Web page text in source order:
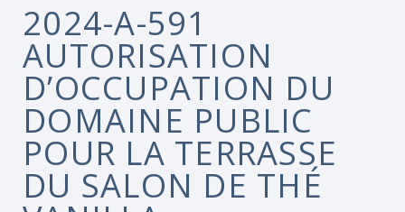
2024-A-591
AUTORISATION
D’OCCUPATION DU
DOMAINE PUBLIC
POUR LA TERRASSE
DU SALON DE THÉ